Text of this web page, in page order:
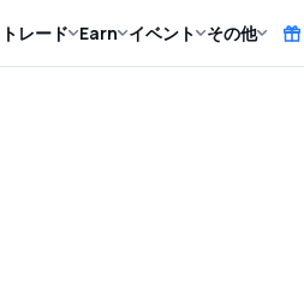
トレード Earn イベント その他